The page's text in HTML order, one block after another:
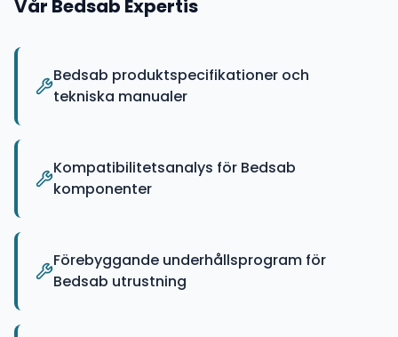
Vår Bedsab Expertis
Bedsab produktspecifikationer och
tekniska manualer
Kompatibilitetsanalys för Bedsab
komponenter
Förebyggande underhållsprogram för
Bedsab utrustning